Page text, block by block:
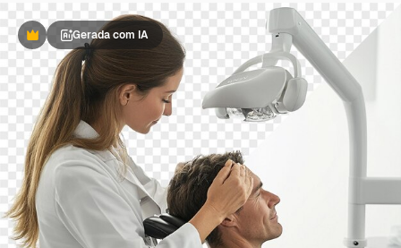
PremiumGerada com IA